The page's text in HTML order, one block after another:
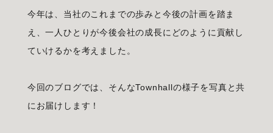
今年は、当社のこれまでの歩みと今後の計画を踏ま
え、一人ひとりが今後会社の成長にどのように貢献し
ていけるかを考えました。
今回のブログでは、そんなTownhallの様子を写真と共
にお届けします！